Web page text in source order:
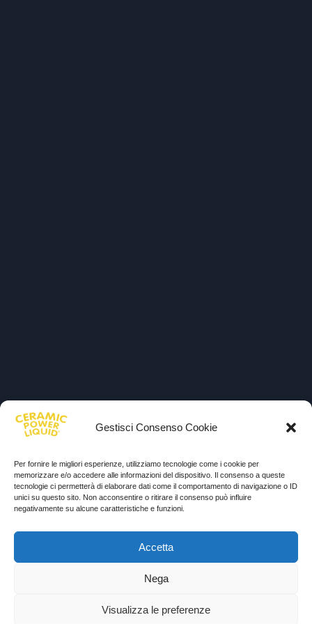
Gestisci Consenso Cookie
Per fornire le migliori esperienze, utilizziamo tecnologie come i cookie per
memorizzare e/o accedere alle informazioni del dispositivo. Il consenso a queste
tecnologie ci permetterà di elaborare dati come il comportamento di navigazione o ID
unici su questo sito. Non acconsentire o ritirare il consenso può influire
negativamente su alcune caratteristiche e funzioni.
Accetta
Nega
Visualizza le preferenze